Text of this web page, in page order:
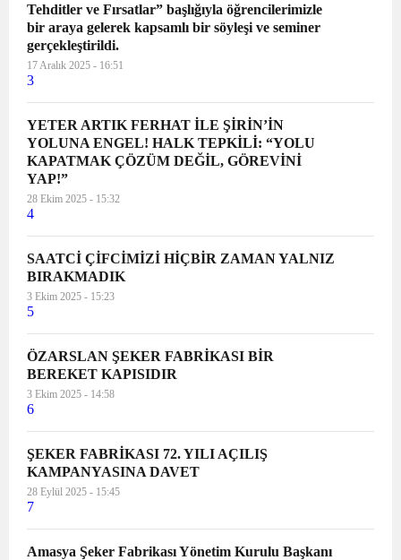
Tehditler ve Fırsatlar” başlığıyla öğrencilerimizle
bir araya gelerek kapsamlı bir söyleşi ve seminer
gerçekleştirildi.
17 Aralık 2025 - 16:51
3
YETER ARTIK FERHAT İLE ŞİRİN’İN
YOLUNA ENGEL! HALK TEPKİLİ: “YOLU
KAPATMAK ÇÖZÜM DEĞİL, GÖREVİNİ
YAP!”
28 Ekim 2025 - 15:32
4
SAATCİ ÇİFCİMİZİ HİÇBİR ZAMAN YALNIZ
BIRAKMADIK
3 Ekim 2025 - 15:23
5
ÖZARSLAN ŞEKER FABRİKASI BİR
BEREKET KAPISIDIR
3 Ekim 2025 - 14:58
6
ŞEKER FABRİKASI 72. YILI AÇILIŞ
KAMPANYASINA DAVET
28 Eylül 2025 - 15:45
7
Amasya Şeker Fabrikası Yönetim Kurulu Başkanı